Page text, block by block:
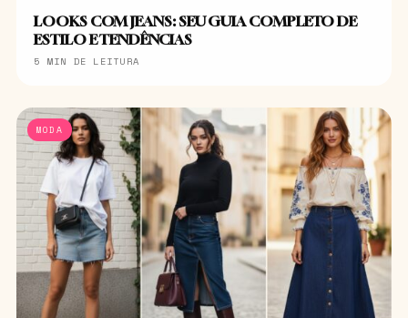
LOOKS COM JEANS: SEU GUIA COMPLETO DE
ESTILO E TENDÊNCIAS
5 MIN DE LEITURA
MODA